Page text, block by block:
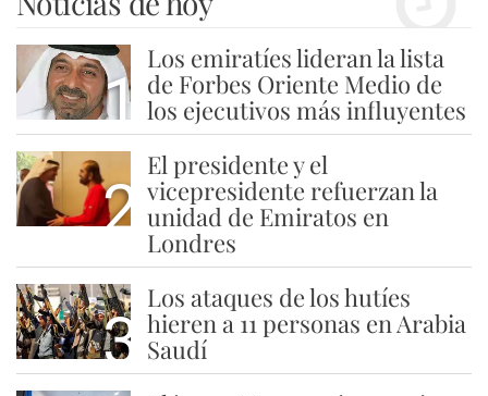
1
Los emiratíes lideran la lista
de Forbes Oriente Medio de
los ejecutivos más influyentes
2
El presidente y el
vicepresidente refuerzan la
unidad de Emiratos en
Londres
3
Los ataques de los hutíes
hieren a 11 personas en Arabia
Saudí